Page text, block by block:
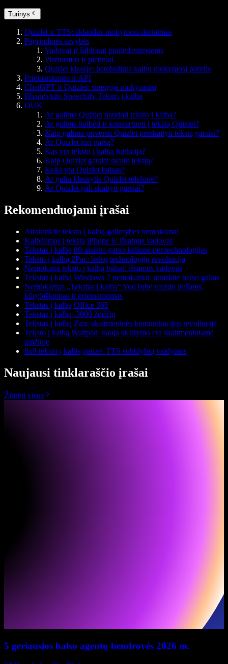
Turinys
Quizlet ir TTS: sklandus mokymosi derinimas
Pagrindinės savybės
Vadovai ir šablonai pradedantiesiems
Platformos ir plėtiniai
Quizlet klasėje: patobulinta kalbų mokymosi patirtis
Prieinamumas ir API
ChatGPT ir Quizlet: sinergija mokymuisi
Išbandykite Speechify Teksto į kalbą
DUK
Ar galima Quizlet naudoti teksto į kalbą?
Ar galima kalbėti ir konvertuoti į tekstą Quizlet?
Kaip galima priversti Quizlet perskaityti tekstą garsiai?
Ar Quizlet turi garsą?
Kas yra teksto į kalbą funkcija?
Kaip Quizlet garsiai skaito tekstą?
Koks yra Quizlet balsas?
Ar galiu klausytis Quizlet telefone?
Ar Quizlet gali skaityti garsiai?
Rekomenduojami įrašai
Atrakinkite teksto į kalbą galimybes nemokamai
Kalbėjimas į tekstą iPhone 6: išsamus vadovas
Tekstas į kalbą 80-aisiais: garso kelionė per technologijas
Teksto į kalbą 2Pac: balsų technologijų revoliucija
Nemokami teksto į kalbą balsai: išsamus vadovas
Tekstas į kalbą Windows 7 nemokamai: atraskite balso galias
Nemokamas „Tekstas į kalbą“ YouTube vaizdo įrašams:
kūrybiškumas ir prieinamumas
Tekstas į kalbą Office 365
Tekstas į kalbą: 3000 žodžių
Tekstas į kalbą Zira: skaitmeninės komunikacijos revoliucija
Teksto į kalbą Wattpad: nauja skaitymo era skaitmeniniame
amžiuje
8x8 teksto į kalbą pauzė: TTS subtilybių valdymas
Naujausi tinklaraščio įrašai
Žiūrėti visus
5 geriausios balso agentų bendrovės 2026 m.